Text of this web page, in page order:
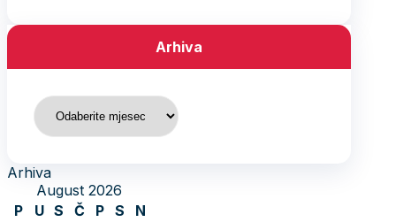
Arhiva
Arhiva
Arhiva
August 2026
P
U S Č P S
N